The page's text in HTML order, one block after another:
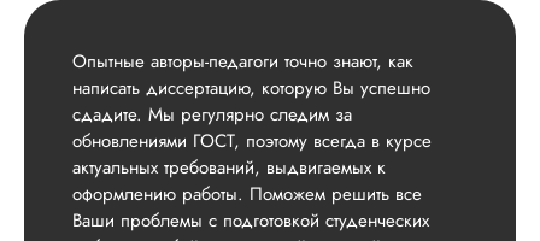
Опытные авторы-педагоги точно знают, как
написать диссертацию, которую Вы успешно
сдадите. Мы регулярно следим за
обновлениями ГОСТ, поэтому всегда в курсе
актуальных требований, выдвигаемых к
оформлению работы. Поможем решить все
Ваши проблемы с подготовкой студенческих